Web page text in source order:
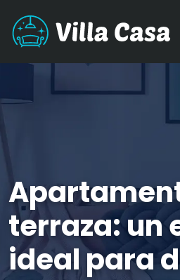
terraza: un
ideal para